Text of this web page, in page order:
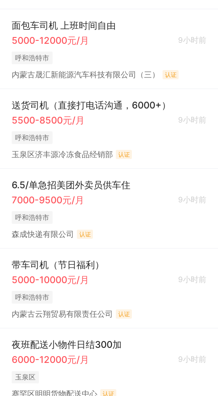
面包车司机 上班时间自由
5000-12000元/月
9小时前
呼和浩特市
内蒙古晟汇新能源汽车科技有限公司（三） 认证
送货司机（直接打电话沟通，6000+）
5500-8500元/月
9小时前
呼和浩特市
玉泉区济丰源冷冻食品经销部 认证
6.5/单急招美团外卖员供车住
7000-9500元/月
9小时前
呼和浩特市
森成快递有限公司 认证
带车司机（节日福利）
5000-10000元/月
9小时前
呼和浩特市
内蒙古云翔贸易有限责任公司 认证
夜班配送小物件日结300加
6000-12000元/月
9小时前
玉泉区
赛罕区明明货物配送中心 认证